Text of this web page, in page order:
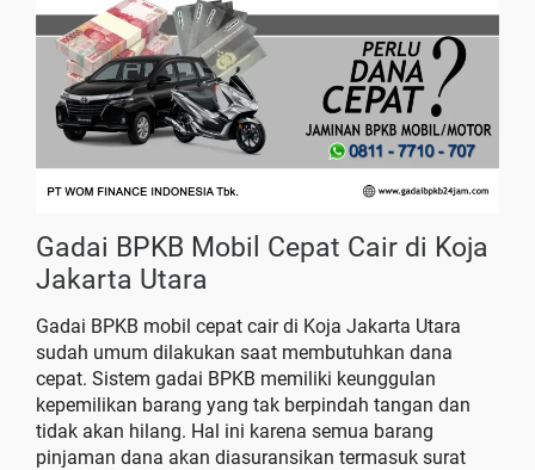
Gadai BPKB Mobil Cepat Cair di Koja
Jakarta Utara
Gadai BPKB mobil cepat cair di Koja Jakarta Utara
sudah umum dilakukan saat membutuhkan dana
cepat. Sistem gadai BPKB memiliki keunggulan
kepemilikan barang yang tak berpindah tangan dan
tidak akan hilang. Hal ini karena semua barang
pinjaman dana akan diasuransikan termasuk surat